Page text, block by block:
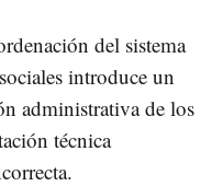
del sistema
introduce un
administrativa de los
técnica